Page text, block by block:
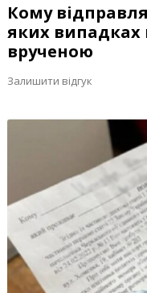
Кому
яких випадках
врученою
Залишити відгук